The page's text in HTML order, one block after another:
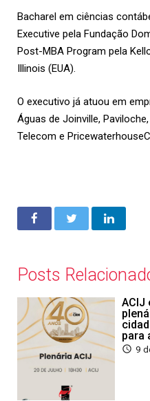
Bacharel em ciências
Executive pela Fundação
Post-MBA Program pela
Illinois (EUA).
O executivo já atuou em
Águas de Joinville,
Telecom e
Posts
ACIJ
para
9